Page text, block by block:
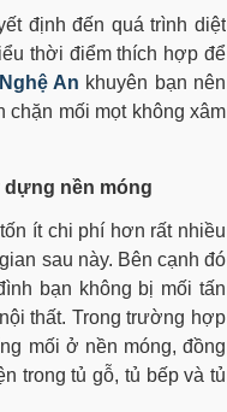
định đến quá trình diệt
thời điểm thích hợp để
An khuyên bạn nên
chặn mối mọt không xâm
dựng nền móng
ít chi phí hơn rất nhiều
sau này. Bên cạnh đó
bạn không bị mối tấn
thất. Trong trường hợp
mối ở nền móng, đồng
trong tủ gỗ, tủ bếp và tủ